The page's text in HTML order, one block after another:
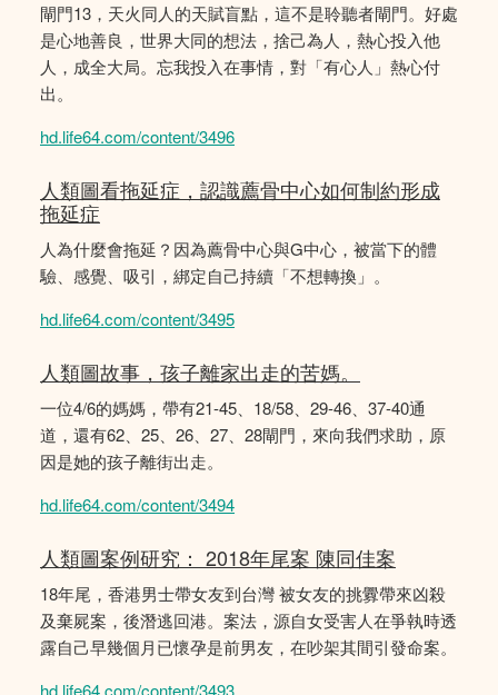
閘門13，天火同人的天賦盲點，這不是聆聽者閘門。好處
是心地善良，世界大同的想法，捨己為人，熱心投入他
人，成全大局。忘我投入在事情，對「有心人」熱心付
出。
hd.life64.com/content/3496
人類圖看拖延症，認識薦骨中心如何制約形成
拖延症
人為什麼會拖延？因為薦骨中心與G中心，被當下的體
驗、感覺、吸引，綁定自己持續「不想轉換」。
hd.life64.com/content/3495
人類圖故事，孩子離家出走的苦媽。
一位4/6的媽媽，帶有21-45、18/58、29-46、37-40通
道，還有62、25、26、27、28閘門，來向我們求助，原
因是她的孩子離街出走。
hd.life64.com/content/3494
人類圖案例研究： 2018年尾案 陳同佳案
18年尾，香港男士帶女友到台灣 被女友的挑釁帶來凶殺
及棄屍案，後潛逃回港。案法，源自女受害人在爭執時透
露自己早幾個月已懷孕是前男友，在吵架其間引發命案。
hd.life64.com/content/3493